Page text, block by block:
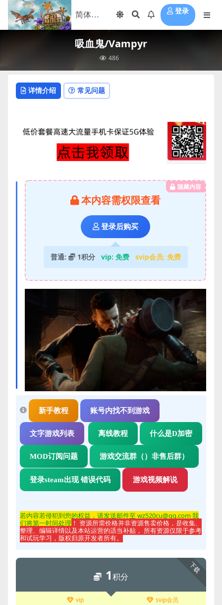
登录
吸血鬼/Vampyr
486
详情介绍 常见问题
隐藏内容
本内容需权限查看
登录后购买
普通: 1积分 vip: 免费 svip会员: 免费
新手教程 账号内找不到游戏
文字游戏列表 离线教程 什么是D加密
MOD订阅问题 游戏交流群（）非售后群）
登录steam出现 错误代码 游戏视频解说
若内容若侵犯到您的权益，请发送邮件至 wz520cu@qq.com 我
们将第一时间处理 ！ 资源所需价格并非资源售卖价格，是收集、
整理、编辑详情以及本站运营的适当补贴， 所有资源仅限于参考
和试玩学习，版权归原开发者所有。
下载
1积分
vip svip会员